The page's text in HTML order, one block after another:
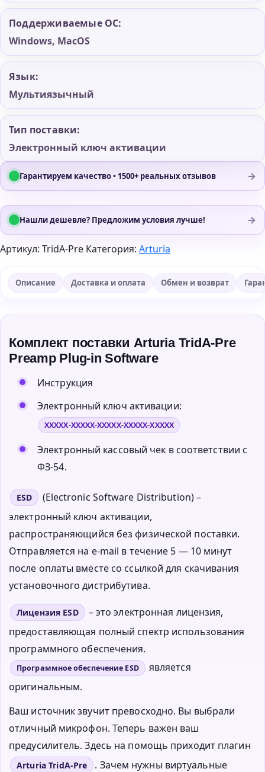
Поддерживаемые ОС:
Windows, MacOS
Язык:
Мультиязычный
Тип поставки:
Электронный ключ активации
Гарантируем качество • 1500+ реальных отзывов →
Нашли дешевле? Предложим условия лучше! →
Артикул: TridA-Pre Категория: Arturia
Описание Доставка и оплата Обмен и возврат
Комплект поставки Arturia TridA-Pre
Preamp Plug-in Software
Инструкция
Электронный ключ активации:
XXXXX-XXXXX-XXXXX-XXXXX-XXXXX
Электронный кассовый чек в соответствии с
ФЗ-54.
ESD
(Electronic Software Distribution) –
электронный ключ активации,
распространяющийся без физической поставки.
Отправляется на e-mail в течение 5 — 10 минут
после оплаты вместе со ссылкой для скачивания
установочного дистрибутива.
Лицензия ESD
– это электронная лицензия,
предоставляющая полный спектр использования
программного обеспечения.
Программное обеспечение ESD
является
оригинальным.
Ваш источник звучит превосходно. Вы выбрали
отличный микрофон. Теперь важен ваш
предусилитель. Здесь на помощь приходит плагин
Arturia TridA-Pre
. Зачем нужны виртуальные